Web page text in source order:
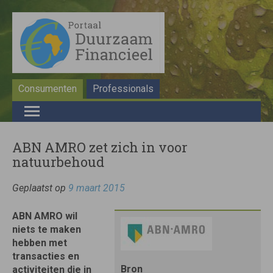
Consumenten Professionals
ABN AMRO zet zich in voor
natuurbehoud
Geplaatst op 9 maart 2015
Bron
ABN AMRO wil
niets te maken
hebben met
transacties en
activiteiten die in